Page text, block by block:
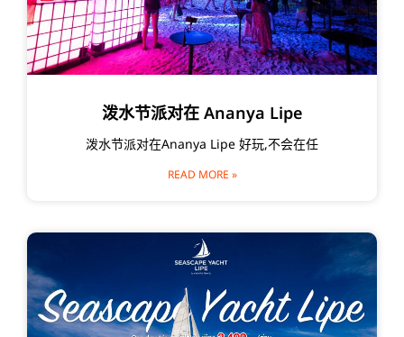
泼水节派对在 Ananya Lipe
泼水节派对在Ananya Lipe 好玩,不会在任
READ MORE »